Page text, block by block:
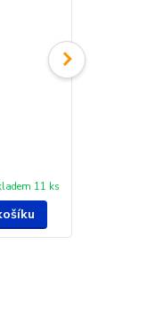
11 ks